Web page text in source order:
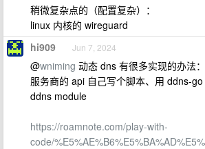
稍微复杂点的（配置复杂）：
linux 内核的 wireguard
hi909 Jun 7, 2024
@wniming 动态 dns 有很多实现的办法
服务商的 api 自己写个脚本、用 ddns-
ddns module
https://roamnote.com/play-with-
code/